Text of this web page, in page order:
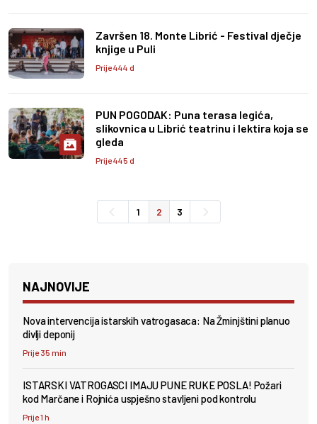
Završen 18. Monte Librić - Festival dječje
knjige u Puli
Prije 444 d
PUN POGODAK: Puna terasa legića,
slikovnica u Librić teatrinu i lektira koja se
gleda
Prije 445 d
1 2 3
NAJNOVIJE
Nova intervencija istarskih vatrogasaca: Na Žminjštini planuo
divlji deponij
Prije 35 min
ISTARSKI VATROGASCI IMAJU PUNE RUKE POSLA! Požari
kod Marčane i Rojnića uspješno stavljeni pod kontrolu
Prije 1 h